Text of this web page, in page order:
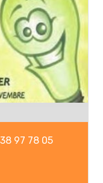
97 78 05